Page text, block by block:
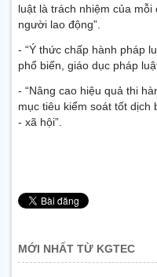
luật là trách nhiệm của mỗi
người lao động”.
- “Ý thức chấp hành pháp
phổ biến, giáo dục pháp
- “Nâng cao hiệu quả thi
mục tiêu kiểm soát tốt dịch
- xã hội”.
MỚI NHẤT TỪ KGTEC